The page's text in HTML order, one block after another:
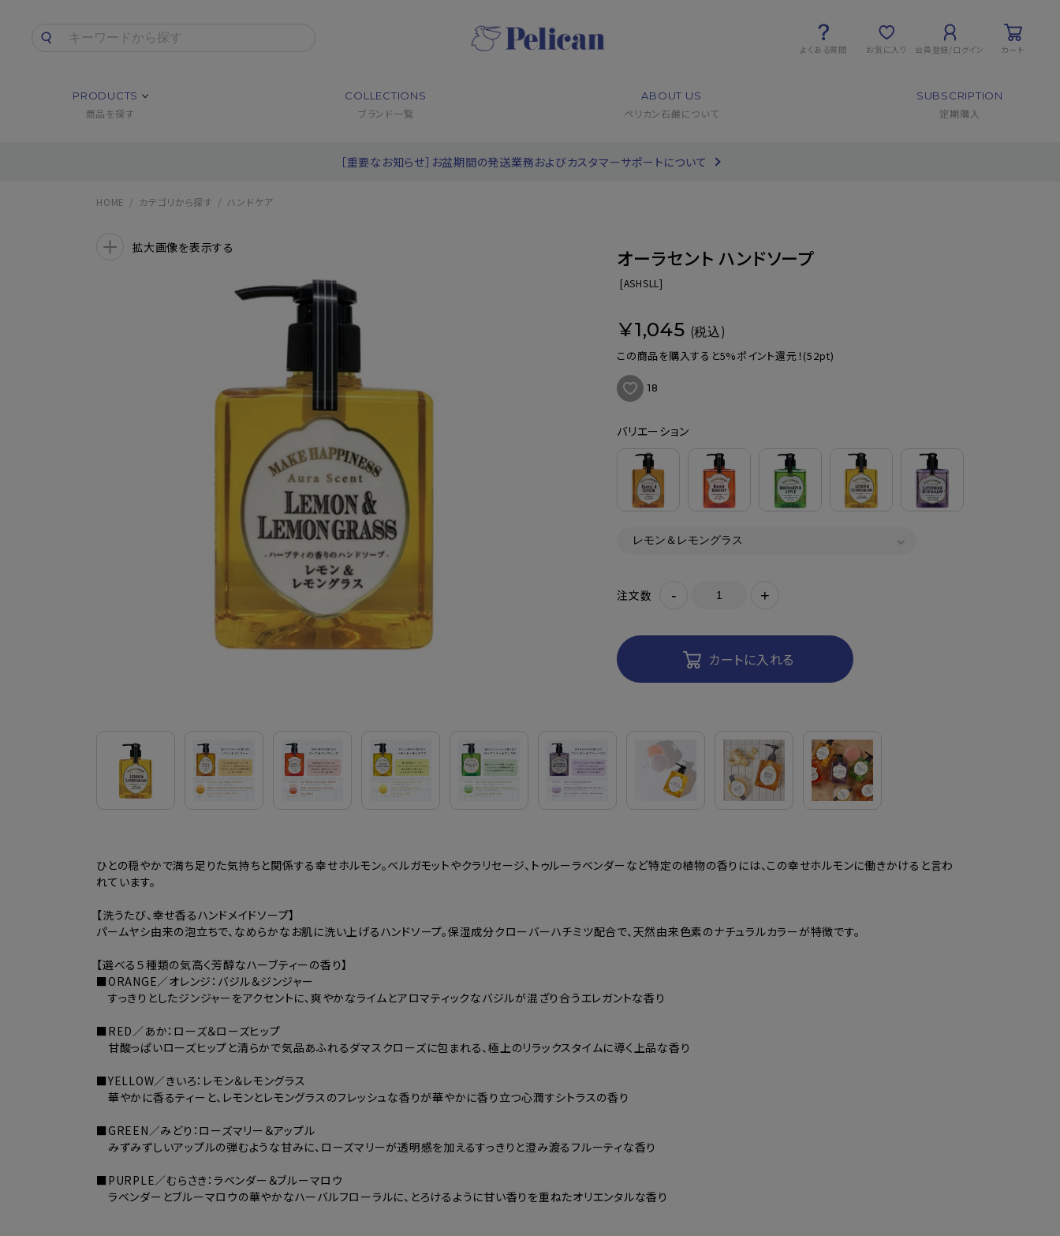
よくある質問 お気に入り 会員登録/ログイン カート
PRODUCTS
商品を探す
COLLECTIONS
ブランド一覧
ABOUT US
ペリカン石鹸について
SUBSCRIPTION
定期購入
［重要なお知らせ］お盆期間の発送業務およびカスタマーサポートについて
HOME カテゴリから探す ハンドケア
拡大画像を表示する オーラセント ハンドソープ
[ASHSLL]
¥1,045 (税込)
この商品を購入すると5%ポイント還元！(52pt)
18
バリエーション
注文数 - +
カートに入れる
ひとの穏やかで満ち足りた気持ちと関係する幸せホルモン。ベルガモットやクラリセージ、トゥルーラベンダーなど特定の植物の香りには、この幸せホルモンに働きかけると言わ
れています。
【洗うたび、幸せ香るハンドメイドソープ】
パームヤシ由来の泡立ちで、なめらかなお肌に洗い上げるハンドソープ。保湿成分クローバーハチミツ配合で、天然由来色素のナチュラルカラーが特徴です。
【選べる５種類の気高く芳醇なハーブティーの香り】
■ORANGE／オレンジ：バジル＆ジンジャー
すっきりとしたジンジャーをアクセントに、爽やかなライムとアロマティックなバジルが混ざり合うエレガントな香り
■RED／あか：ローズ＆ローズヒップ
甘酸っぱいローズヒップと清らかで気品あふれるダマスクローズに包まれる、極上のリラックスタイムに導く上品な香り
■YELLOW／きいろ：レモン＆レモングラス
華やかに香るティーと、レモンとレモングラスのフレッシュな香りが華やかに香り立つ心潤すシトラスの香り
■GREEN／みどり：ローズマリー＆アップル
みずみずしいアップルの弾むような甘みに、ローズマリーが透明感を加えるすっきりと澄み渡るフルーティな香り
■PURPLE／むらさき：ラベンダー＆ブルーマロウ
ラベンダーとブルーマロウの華やかなハーバルフローラルに、とろけるように甘い香りを重ねたオリエンタルな香り